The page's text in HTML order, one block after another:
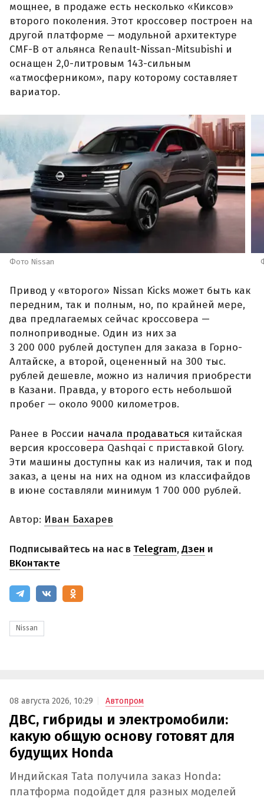
мощнее, в продаже есть несколько «Киксов»
второго поколения. Этот кроссовер построен на
другой платформе — модульной архитектуре
CMF-B от альянса Renault-Nissan-Mitsubishi и
оснащен 2,0-литровым 143-сильным
«атмосферником», пару которому составляет
вариатор.
Фото Nissan
Привод у «второго» Nissan Kicks может быть как
передним, так и полным, но, по крайней мере,
два предлагаемых сейчас кроссовера —
полноприводные. Один из них за
3 200 000 рублей доступен для заказа в Горно-
Алтайске, а второй, оцененный на 300 тыс.
рублей дешевле, можно из наличия приобрести
в Казани. Правда, у второго есть небольшой
пробег — около 9000 километров.
Ранее в России начала продаваться китайская
версия кроссовера Qashqai с приставкой Glory.
Эти машины доступны как из наличия, так и под
заказ, а цены на них на одном из классифайдов
в июне составляли минимум 1 700 000 рублей.
Автор: Иван Бахарев
Подписывайтесь на нас в Telegram,Дзен и
ВКонтакте
Nissan
08 августа 2026, 10:29 Автопром
ДВС, гибриды и электромобили:
какую общую основу готовят для
будущих Honda
Индийская Tata получила заказ Honda:
платформа подойдет для разных моделей